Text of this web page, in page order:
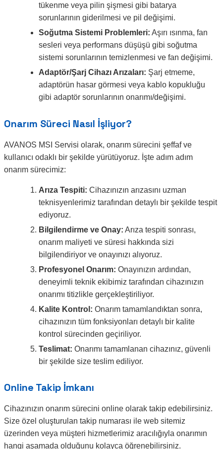
tükenme veya pilin şişmesi gibi batarya
sorunlarının giderilmesi ve pil değişimi.
Soğutma Sistemi Problemleri: Aşırı ısınma, fan
sesleri veya performans düşüşü gibi soğutma
sistemi sorunlarının temizlenmesi ve fan değişimi.
Adaptör/Şarj Cihazı Arızaları: Şarj etmeme,
adaptörün hasar görmesi veya kablo kopukluğu
gibi adaptör sorunlarının onarımı/değişimi.
Onarım Süreci Nasıl İşliyor?
AVANOS MSI Servisi olarak, onarım sürecini şeffaf ve
kullanıcı odaklı bir şekilde yürütüyoruz. İşte adım adım
onarım sürecimiz:
Arıza Tespiti: Cihazınızın arızasını uzman
teknisyenlerimiz tarafından detaylı bir şekilde tespit
ediyoruz.
Bilgilendirme ve Onay: Arıza tespiti sonrası,
onarım maliyeti ve süresi hakkında sizi
bilgilendiriyor ve onayınızı alıyoruz.
Profesyonel Onarım: Onayınızın ardından,
deneyimli teknik ekibimiz tarafından cihazınızın
onarımı titizlikle gerçekleştiriliyor.
Kalite Kontrol: Onarım tamamlandıktan sonra,
cihazınızın tüm fonksiyonları detaylı bir kalite
kontrol sürecinden geçiriliyor.
Teslimat: Onarımı tamamlanan cihazınız, güvenli
bir şekilde size teslim ediliyor.
Online Takip İmkanı
Cihazınızın onarım sürecini online olarak takip edebilirsiniz.
Size özel oluşturulan takip numarası ile web sitemiz
üzerinden veya müşteri hizmetlerimiz aracılığıyla onarımın
hangi aşamada olduğunu kolayca öğrenebilirsiniz.